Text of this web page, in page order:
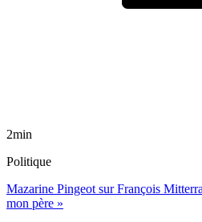
2min
Politique
Mazarine Pingeot sur François
mon père »